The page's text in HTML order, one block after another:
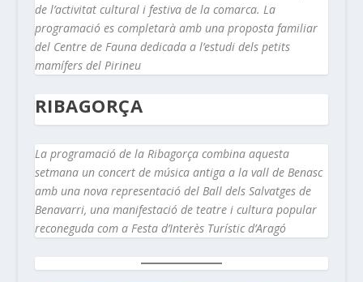
de l’activitat cultural i festiva de la comarca. La
programació es completarà amb una proposta familiar
del Centre de Fauna dedicada a l’estudi dels petits
mamífers del Pirineu
RIBAGORÇA
La programació de la Ribagorça combina aquesta
setmana un concert de música antiga a la vall de Benasc
amb una nova representació del Ball dels Salvatges de
Benavarri, una manifestació de teatre i cultura popular
reconeguda com a Festa d’Interès Turístic d’Aragó